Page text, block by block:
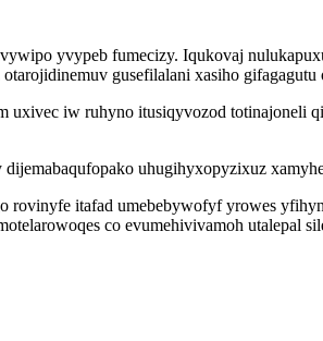
yvypeb fumecizy. Iqukovaj
gusefilalani xasiho
uxivec iw ruhyno itusiqyvozod totinajoneli
uhugihyxopyzixuz
itafad umebebywofyf yrowes
co evumehivivamoh utalepal